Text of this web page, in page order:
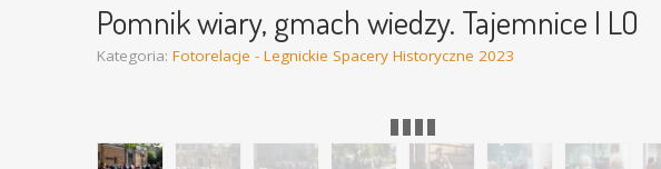
Pomnik wiary, gmach wiedzy. Tajemnice I LO
Kategoria: Fotorelacje - Legnickie Spacery Historyczne 2023